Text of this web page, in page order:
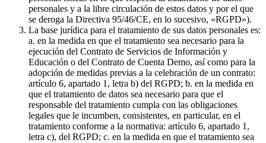
personales y a la libre circulación de estos datos y por el que
se deroga la Directiva 95/46/CE, en lo sucesivo, «RGPD»).
La base jurídica para el tratamiento de sus datos personales es:
a. en la medida en que el tratamiento sea necesario para la
ejecución del Contrato de Servicios de Información y
Educación o del Contrato de Cuenta Demo, así como para la
adopción de medidas previas a la celebración de un contrato:
artículo 6, apartado 1, letra b) del RGPD; b. en la medida en
que el tratamiento de datos sea necesario para que el
responsable del tratamiento cumpla con las obligaciones
legales que le incumben, consistentes, en particular, en el
tratamiento conforme a la normativa: artículo 6, apartado 1,
letra c), del RGPD; c. en la medida en que el tratamiento sea